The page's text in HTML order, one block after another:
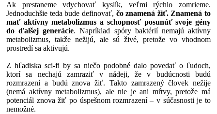
Ak prestaneme vdychovať kyslík, veľmi rýchlo zomrieme.
Jednoduchšie teda bude definovať, čo znamená žiť. Znamená to
mať aktívny metabolizmus a schopnosť posunúť svoje gény
do ďalšej generácie. Napríklad spóry baktérií nemajú aktívny
metabolizmus, takže nežijú, ale sú živé, pretože vo vhodnom
prostredí sa aktivujú.
Z hľadiska sci-fi by sa niečo podobné dalo povedať o ľudoch,
ktorí sa nechajú zamraziť v nádeji, že v budúcnosti budú
rozmrazení a budú znova žiť. Takto zamrazený človek nežije
(nemá aktívny metabolizmus), ale nie je ani mŕtvy, pretože má
potenciál znova žiť po úspešnom rozmrazení – v súčasnosti je to
nemožné.